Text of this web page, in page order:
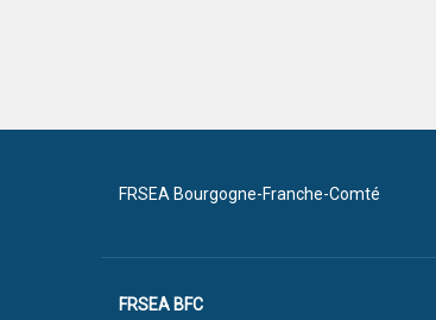
FRSEA Bourgogne-Franche-Comté
FRSEA BFC